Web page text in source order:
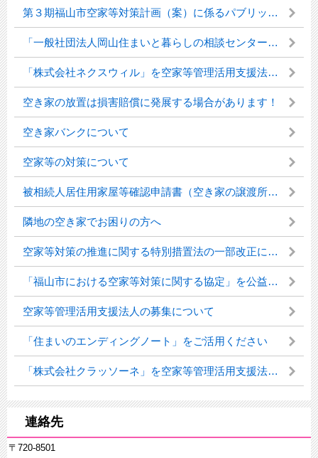
第３期福山市空家等対策計画（案）に係るパブリックコメントの実施結果について
「一般社団法人岡山住まいと暮らしの相談センター」を空家等管理活用支援法人に指定しました
「株式会社ネクスウィル」を空家等管理活用支援法人に指定しました
空き家の放置は損害賠償に発展する場合があります！
空き家バンクについて
空家等の対策について
被相続人居住用家屋等確認申請書（空き家の譲渡所得の特別控除）
隣地の空き家でお困りの方へ
空家等対策の推進に関する特別措置法の一部改正について
「福山市における空家等対策に関する協定」を公益社団法人広島県宅地建物取引業協会福山支部と締結
空家等管理活用支援法人の募集について
「住まいのエンディングノート」をご活用ください
「株式会社クラッソーネ」を空家等管理活用支援法人に指定しました
連絡先
〒720-8501